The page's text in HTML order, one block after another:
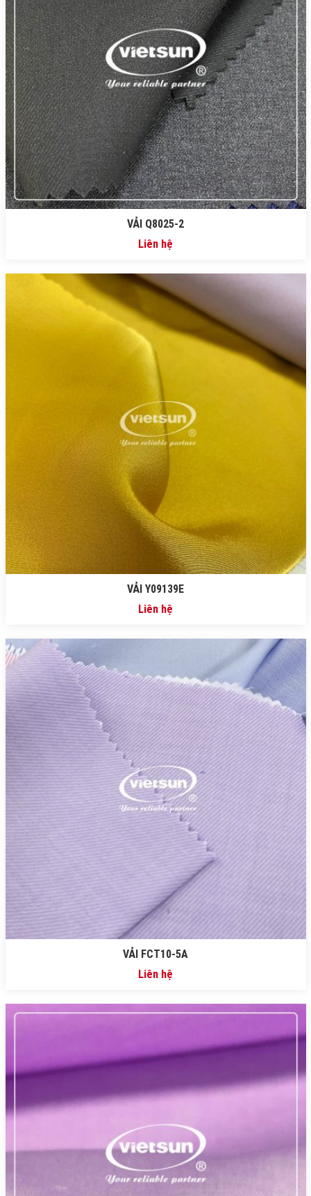
VẢI Q8025-2
Liên hệ
VẢI Y09139E
Liên hệ
VẢI FCT10-5A
Liên hệ